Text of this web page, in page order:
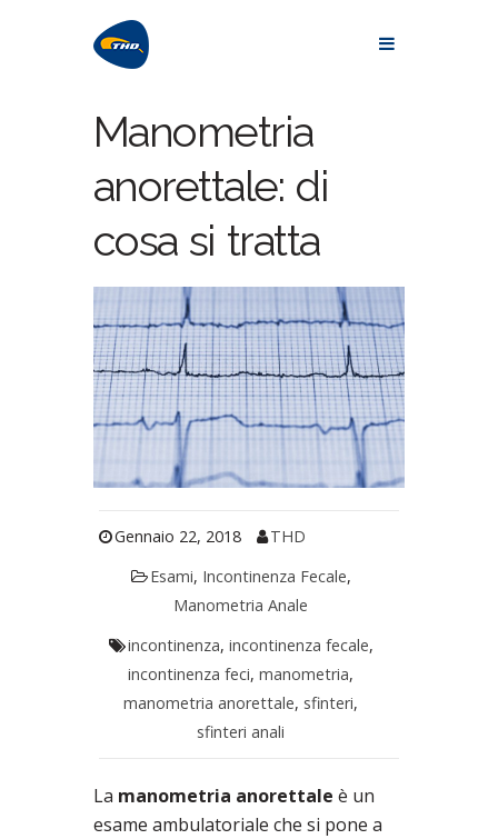
Manometria
anorettale: di
cosa si tratta
Gennaio 22, 2018
THD
Esami, Incontinenza Fecale,
Manometria Anale
incontinenza, incontinenza fecale,
incontinenza feci,manometria,
manometria anorettale, sfinteri,
sfinteri anali
La manometria anorettale è un
esame ambulatoriale che si pone a